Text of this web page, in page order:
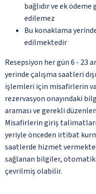
bağlıdır ve ek
edilemez
Bu konaklama
edilmektedir
Resepsiyon her gün 6 - 23
yerinde çalışma saatleri
işlemleri için misafirlerin
rezervasyon onayındaki
araması ve gerekli
Misafirlerin giriş
yeriyle önceden irtibat
saatlerde hizmet
sağlanan bilgiler, otomatik
çevrilmiş olabilir.